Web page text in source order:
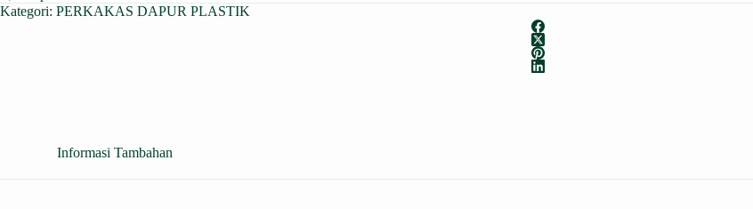
Kategori: PERKAKAS DAPUR PLASTIK
Informasi Tambahan